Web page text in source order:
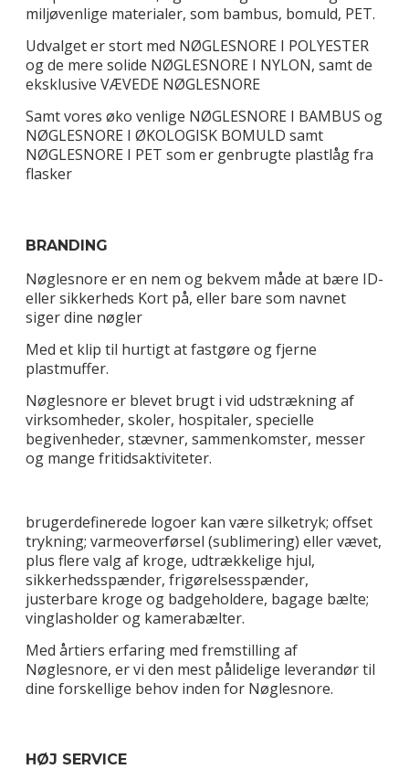
miljøvenlige materialer, som bambus, bomuld, PET.
Udvalget er stort med NØGLESNORE I POLYESTER
og de mere solide NØGLESNORE I NYLON, samt de
eksklusive VÆVEDE NØGLESNORE
Samt vores øko venlige NØGLESNORE I BAMBUS og
NØGLESNORE I ØKOLOGISK BOMULD samt
NØGLESNORE I PET som er genbrugte plastlåg fra
flasker
BRANDING
Nøglesnore er en nem og bekvem måde at bære ID-
eller sikkerheds Kort på, eller bare som navnet
siger dine nøgler
Med et klip til hurtigt at fastgøre og fjerne
plastmuffer.
Nøglesnore er blevet brugt i vid udstrækning af
virksomheder, skoler, hospitaler, specielle
begivenheder, stævner, sammenkomster, messer
og mange fritidsaktiviteter.
brugerdefinerede logoer kan være silketryk; offset
trykning; varmeoverførsel (sublimering) eller vævet,
plus flere valg af kroge, udtrækkelige hjul,
sikkerhedsspænder, frigørelsesspænder,
justerbare kroge og badgeholdere, bagage bælte;
vinglasholder og kamerabælter.
Med årtiers erfaring med fremstilling af
Nøglesnore, er vi den mest pålidelige leverandør til
dine forskellige behov inden for Nøglesnore.
HØJ SERVICE